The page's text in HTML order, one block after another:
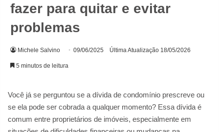
fazer para quitar e evitar
problemas
Michele Salvino 09/06/2025 Última Atualização 18/05/2026
5 minutos de leitura
Você já se perguntou se a dívida de condomínio prescreve ou
se ela pode ser cobrada a qualquer momento? Essa dívida é
comum entre proprietários de imóveis, especialmente em